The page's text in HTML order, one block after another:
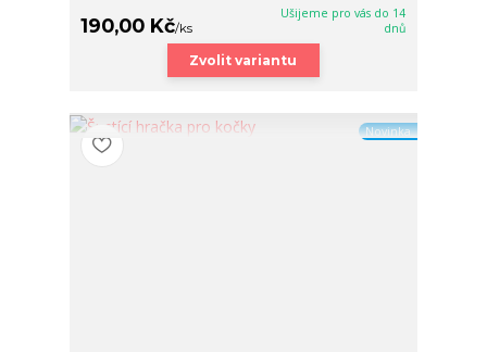
190,00 Kč/ks
Ušijeme pro vás do 14
dnů
Zvolit variantu
Novinka